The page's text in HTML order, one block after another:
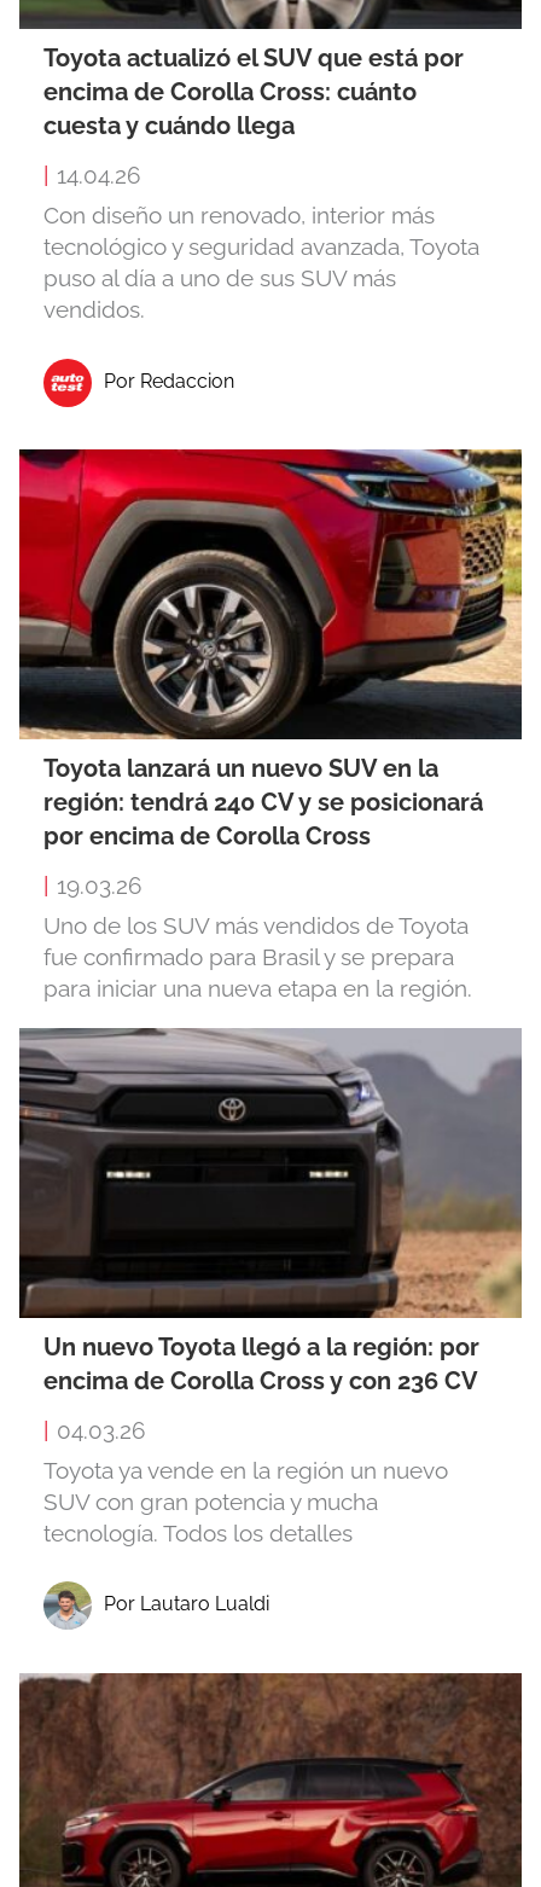
Toyota actualizó el SUV que está por
encima de Corolla Cross: cuánto
cuesta y cuándo llega
14.04.26
Con diseño un renovado, interior más
tecnológico y seguridad avanzada, Toyota
puso al día a uno de sus SUV más
vendidos.
Por Redaccion
Toyota lanzará un nuevo SUV en la
región: tendrá 240 CV y se posicionará
por encima de Corolla Cross
19.03.26
Uno de los SUV más vendidos de Toyota
fue confirmado para Brasil y se prepara
para iniciar una nueva etapa en la región.
Un nuevo Toyota llegó a la región: por
encima de Corolla Cross y con 236 CV
04.03.26
Toyota ya vende en la región un nuevo
SUV con gran potencia y mucha
tecnología. Todos los detalles
Por Lautaro Lualdi